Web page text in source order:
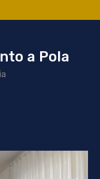
a Pola